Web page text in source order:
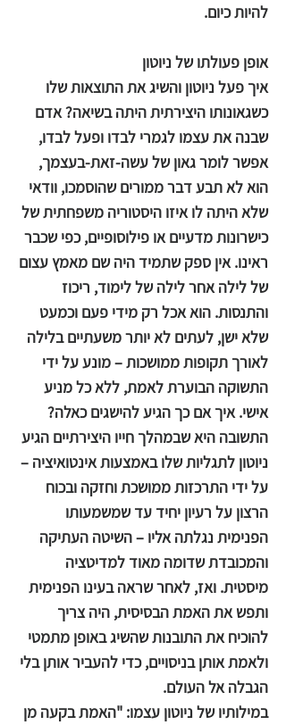
להיות כיום.
אופן פעולתו של ניוטון
איך פעל ניוטון והשיג את התוצאות שלו
כשגאונותו היצירתית היתה בשיאה? אדם
שבנה את עצמו לגמרי לבדו ופעל לבדו,
אפשר לומר גאון של עשה-זאת-בעצמך,
הוא לא תבע דבר ממורים שהוסמכו, וודאי
שלא היתה לו איזו היסטוריה משפחתית של
כישרונות מדעיים או פילוסופיים, כפי שכבר
ראינו. אין ספק שתמיד היה שם מאמץ עצום
של לילה אחר לילה של לימוד, ריכוז
והתנסות. הוא אכל רק מידי פעם וכמעט
שלא ישן, לעתים לא יותר משעתיים בלילה
לאורך תקופות ממושכות – מונע על ידי
התשוקה הבוערת לאמת, ללא כל מניע
אישי. איך אם כך הגיע להישגים כאלה?
התשובה היא שבמהלך חייו היצירתיים הגיע
ניוטון לתגליות שלו באמצעות אינטואיציה –
על ידי התרכזות ממושכת וחזקה ובכוח
הרצון על רעיון יחיד עד שמשמעותו
הפנימית נגלתה אליו – השיטה העתיקה
והמכובדת שדומה מאוד למדיטציה
מיסטית. ואז, לאחר שראה בעינו הפנימית
ותפש את האמת הבסיסית, היה צריך
להוכיח את התובנות שהשיג באופן מתמטי
ולאמת אותן בניסויים, כדי להעביר אותן בלי
הגבלה אל העולם.
במילותיו של ניוטון עצמו: "האמת בקעה מן